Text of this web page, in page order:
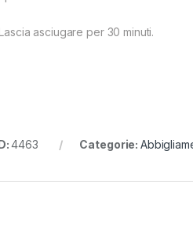
asciugare per 30 minuti.
4463 Categorie: